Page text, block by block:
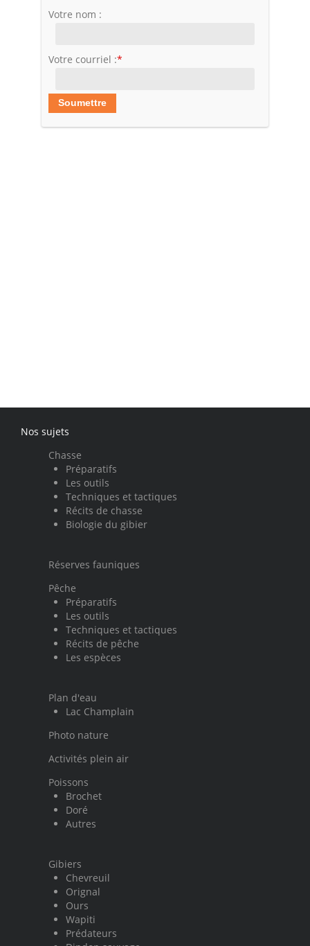
Votre nom :
Votre courriel :*
Nos sujets
Chasse
Préparatifs
Les outils
Techniques et tactiques
Récits de chasse
Biologie du gibier
Réserves fauniques
Pêche
Préparatifs
Les outils
Techniques et tactiques
Récits de pêche
Les espèces
Plan d'eau
Lac Champlain
Photo nature
Activités plein air
Poissons
Brochet
Doré
Autres
Gibiers
Chevreuil
Orignal
Ours
Wapiti
Prédateurs